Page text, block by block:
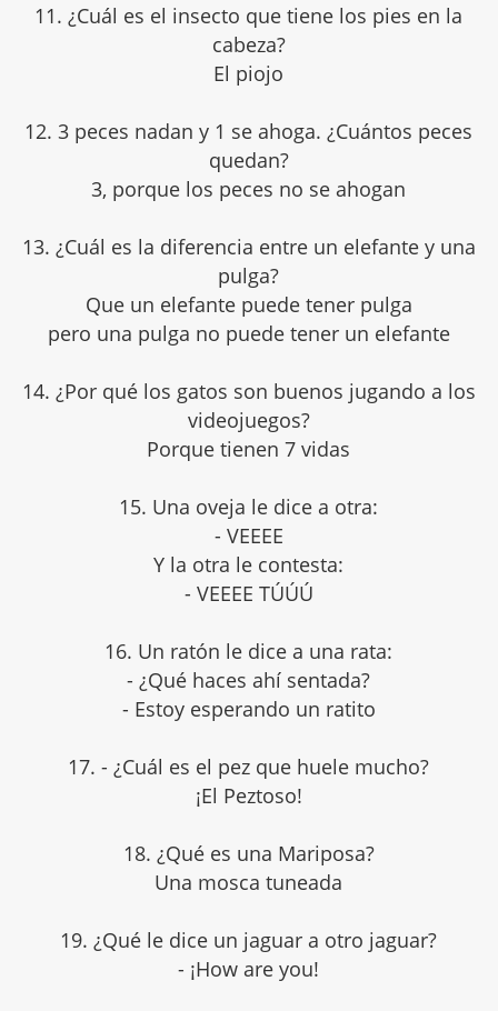
11. ¿Cuál es el insecto que tiene los pies en la
cabeza?
El piojo
12. 3 peces nadan y 1 se ahoga. ¿Cuántos peces
quedan?
3, porque los peces no se ahogan
13. ¿Cuál es la diferencia entre un elefante y una
pulga?
Que un elefante puede tener pulga
pero una pulga no puede tener un elefante
14. ¿Por qué los gatos son buenos jugando a los
videojuegos?
Porque tienen 7 vidas
15. Una oveja le dice a otra:
- VEEEE
Y la otra le contesta:
- VEEEE TÚÚÚ
16. Un ratón le dice a una rata:
- ¿Qué haces ahí sentada?
- Estoy esperando un ratito
17. - ¿Cuál es el pez que huele mucho?
¡El Peztoso!
18. ¿Qué es una Mariposa?
Una mosca tuneada
19. ¿Qué le dice un jaguar a otro jaguar?
- ¡How are you!